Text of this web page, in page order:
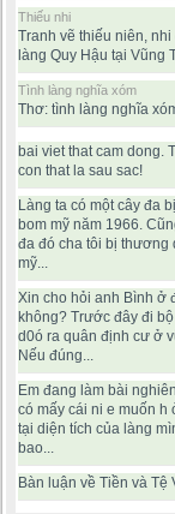
Thiếu nhi
Tranh vẽ thiếu niên, nhi
làng Quy Hậu tại Vũng
Tình làng nghĩa xóm
Thơ: tình làng nghĩa
bai viet that cam dong.
con that la sau sac!
Làng ta có một cây đa
bom mỹ năm 1966.
đa đó cha tôi bị thương
mỹ...
Xin cho hỏi anh Bình ở
không? Trước đây đi
d0ó ra quân định cư ở
Nếu đúng...
Em đang làm bài
có mấy cái ni e muốn h
tại diện tích của làng
bao...
Bàn luận về Tiền và Tệ